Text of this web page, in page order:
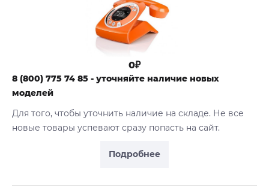
Подробнее
0₽
8 (800) 775 74 85 - уточняйте наличие новых
моделей
Для того, чтобы уточнить наличие на складе. Не все
новые товары успевают сразу попасть на сайт.